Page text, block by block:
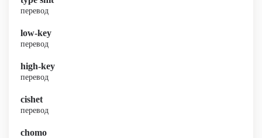
перевод
low-key
перевод
high-key
перевод
cishet
перевод
chomo